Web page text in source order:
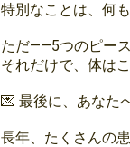
特別なことは、何
ただ——5つのピー
それだけで、体は
💌 最後に、あなた
長年、たくさんの